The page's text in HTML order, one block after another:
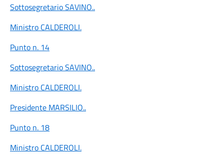
Sottosegretario SAVINO..
Ministro CALDEROLI.
Punto n. 14
Sottosegretario SAVINO..
Ministro CALDEROLI.
Presidente MARSILIO..
Punto n. 18
Ministro CALDEROLI.